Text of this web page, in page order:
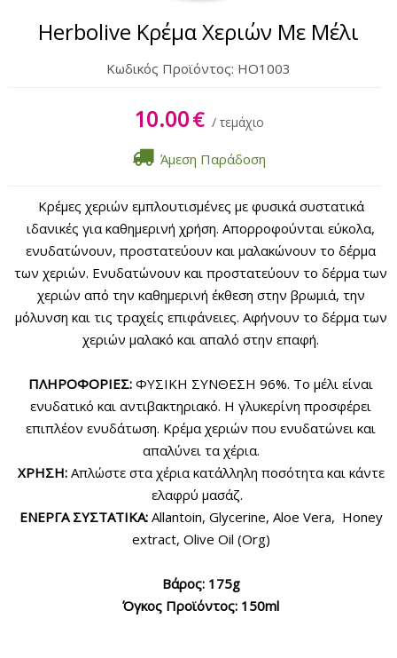
Herbolive Κρέμα Χεριών Με Μέλι
Κωδικός Προϊόντος: HO1003
10.00€ / τεμάχιο
Άμεση Παράδοση
Κρέμες χεριών εμπλουτισμένες με φυσικά συστατικά
ιδανικές για καθημερινή χρήση. Απορροφούνται εύκολα,
ενυδατώνουν, προστατεύουν και μαλακώνουν το δέρμα
των χεριών. Ενυδατώνουν και προστατεύουν το δέρμα των
χεριών από την καθημερινή έκθεση στην βρωμιά, την
μόλυνση και τις τραχείς επιφάνειες. Αφήνουν το δέρμα των
χεριών μαλακό και απαλό στην επαφή.
ΠΛΗΡΟΦΟΡΙΕΣ: ΦΥΣΙΚΗ ΣΥΝΘΕΣΗ 96%. Το μέλι είναι
ενυδατικό και αντιβακτηριακό. Η γλυκερίνη προσφέρει
επιπλέον ενυδάτωση. Κρέμα χεριών που ενυδατώνει και
απαλύνει τα χέρια.
ΧΡΗΣΗ:Απλώστε στα χέρια κατάλληλη ποσότητα και κάντε
ελαφρύ μασάζ.
ΕΝΕΡΓΑ ΣΥΣΤΑΤΙΚΑ:Allantoin, Glycerine, Aloe Vera, Honey
extract, Olive Oil (Org)
Βάρος: 175g
Όγκος Προϊόντος: 150ml